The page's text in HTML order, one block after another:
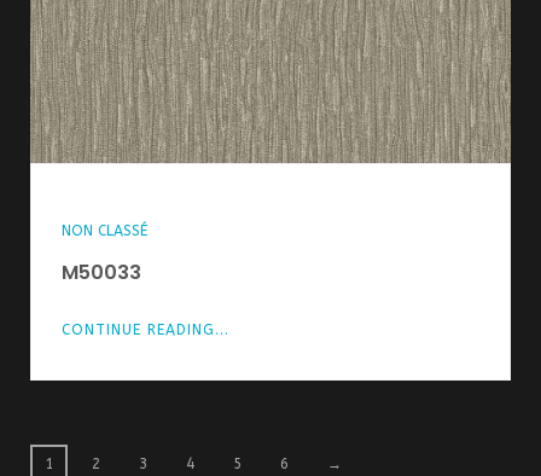
NON CLASSÉ
M50033
CONTINUE READING...
1 2 3 4 5 6 →